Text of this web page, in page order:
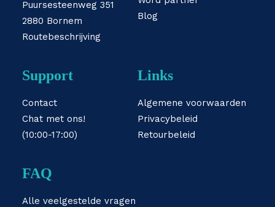
Puursesteenweg 351
2880 Bornem
Routebeschrijving
Blog
Support
Contact
Chat met ons!
(10:00-17:00)
Links
Algemene voorwaarden
Privacybeleid
Retourbeleid
FAQ
Alle veelgestelde vragen